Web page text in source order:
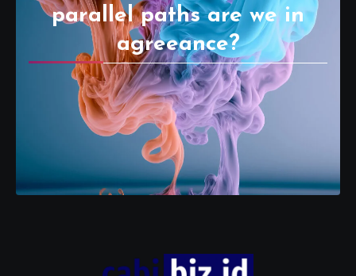
parallel paths are we in
agreeance?